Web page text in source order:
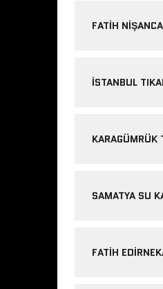
FATIH
ISTANBUL
KARAGÜMRÜK
SAMATYA SU
FATIH